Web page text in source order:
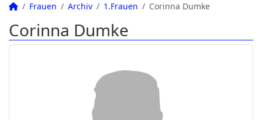
Frauen Archiv 1.Frauen Corinna Dumke
Corinna Dumke